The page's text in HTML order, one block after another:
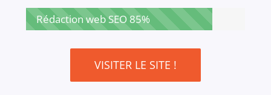
Rédaction web SEO 85%
VISITER LE SITE !